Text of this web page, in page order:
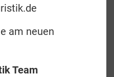
am neuen
Team